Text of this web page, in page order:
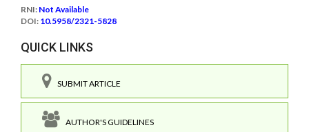
RNI: Not Available
DOI: 10.5958/2321-5828
QUICK LINKS
SUBMIT ARTICLE
AUTHOR'S GUIDELINES